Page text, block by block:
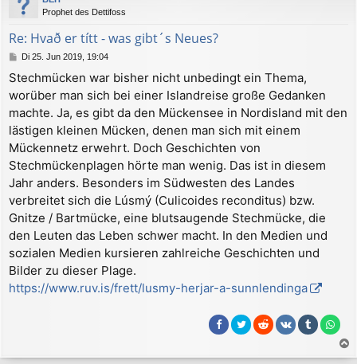
Prophet des Dettifoss
Re: Hvað er títt - was gibt´s Neues?
B
i
t
a
g
Di 25. Jun 2019, 19:04
Stechmücken war bisher nicht unbedingt ein Thema,
worüber man sich bei einer Islandreise große Gedanken
machte. Ja, es gibt da den Mückensee in Nordisland mit den
lästigen kleinen Mücken, denen man sich mit einem
Mückennetz erwehrt. Doch Geschichten von
Stechmückenplagen hörte man wenig. Das ist in diesem
Jahr anders. Besonders im Südwesten des Landes
verbreitet sich die Lúsmý (Culicoides reconditus) bzw.
Gnitze / Bartmücke, eine blutsaugende Stechmücke, die
den Leuten das Leben schwer macht. In den Medien und
sozialen Medien kursieren zahlreiche Geschichten und
Bilder zu dieser Plage.
https://www.ruv.is/frett/lusmy-herjar-a-sunnlendinga
a